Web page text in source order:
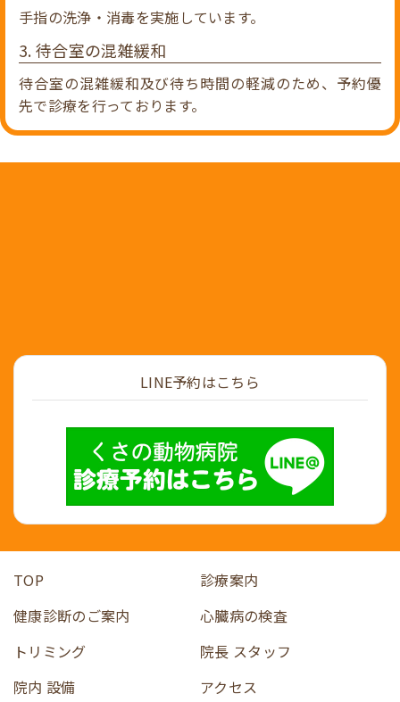
手指の洗浄・消毒を実施しています。
3. 待合室の混雑緩和
待合室の混雑緩和及び待ち時間の軽減のため、予約優
先で診療を行っております。
LINE予約はこちら
TOP
診療案内
健康診断のご案内
心臓病の検査
トリミング
院長 スタッフ
院内 設備
アクセス